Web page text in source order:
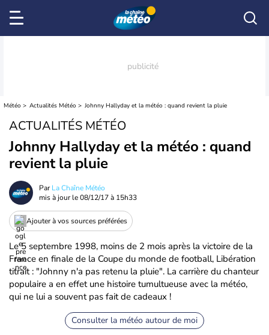
Météo Actualités Météo Johnny Hallyday et la météo : quand revient la pluie
ACTUALITÉS MÉTÉO
Johnny Hallyday et la météo : quand
revient la pluie
ParLa Chaîne Météo
mis à jour le08/12/17 à 15h33
Ajouter à vos sources préférées
Le 5 septembre 1998, moins de 2 mois après la victoire de la
France en finale de la Coupe du monde de football, Libération
titrait : "Johnny n'a pas retenu la pluie". La carrière du chanteur
populaire a en effet une histoire tumultueuse avec la météo,
qui ne lui a souvent pas fait de cadeaux !
Consulter la météo autour de moi